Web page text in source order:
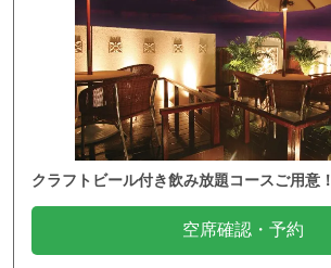
クラフトビール付き飲み放題コースご用意！
空席確認・予約